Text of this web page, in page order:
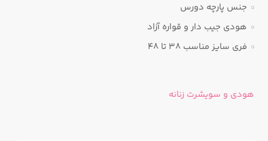
جنس پارچه دورس
هودی جیب دار و قواره آزاد
فری سایز مناسب 38 تا 48
هودی و سویشرت زنانه